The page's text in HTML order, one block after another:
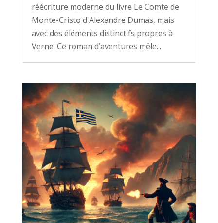
réécriture moderne du livre Le Comte de
Monte-Cristo d'Alexandre Dumas, mais
avec des éléments distinctifs propres à
Verne. Ce roman d’aventures mêle...